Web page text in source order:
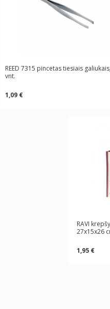
REED 7315 pincetas tiesiais
vnt.
1,09 €
RAVI
27x15x26
1,95 €